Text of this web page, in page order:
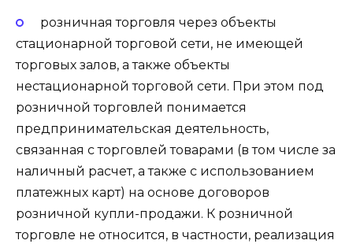
розничная торговля через объекты
стационарной торговой сети, не имеющей
торговых залов, а также объекты
нестационарной торговой сети. При этом под
розничной торговлей понимается
предпринимательская деятельность,
связанная с торговлей товарами (в том числе за
наличный расчет, а также с использованием
платежных карт) на основе договоров
розничной купли-продажи. К розничной
торговле не относится, в частности, реализация